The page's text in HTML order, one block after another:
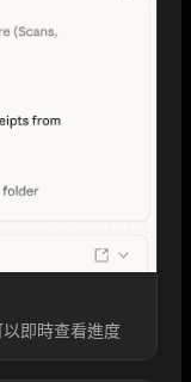
即時查看進度